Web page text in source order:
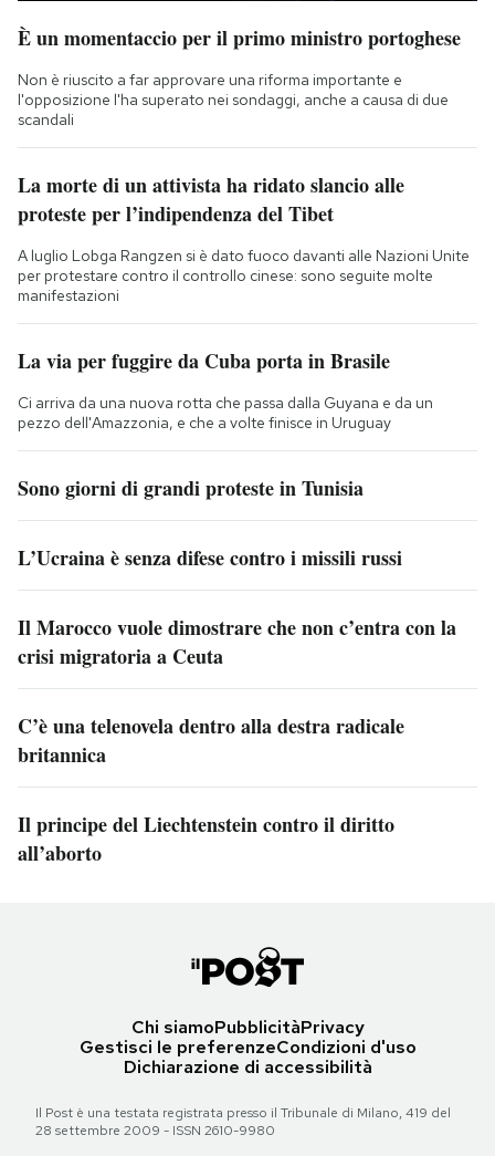
È un momentaccio per il primo ministro portoghese
Non è riuscito a far approvare una riforma importante e
l'opposizione l'ha superato nei sondaggi, anche a causa di due
scandali
La morte di un attivista ha ridato slancio alle
proteste per l’indipendenza del Tibet
A luglio Lobga Rangzen si è dato fuoco davanti alle Nazioni Unite
per protestare contro il controllo cinese: sono seguite molte
manifestazioni
La via per fuggire da Cuba porta in Brasile
Ci arriva da una nuova rotta che passa dalla Guyana e da un
pezzo dell'Amazzonia, e che a volte finisce in Uruguay
Sono giorni di grandi proteste in Tunisia
L’Ucraina è senza difese contro i missili russi
Il Marocco vuole dimostrare che non c’entra con la
crisi migratoria a Ceuta
C’è una telenovela dentro alla destra radicale
britannica
Il principe del Liechtenstein contro il diritto
all’aborto
Chi siamoPubblicitàPrivacy
Gestisci le preferenzeCondizioni d'uso
Dichiarazione di accessibilità
Il Post è una testata registrata presso il Tribunale di Milano, 419 del
28 settembre 2009 - ISSN 2610-9980